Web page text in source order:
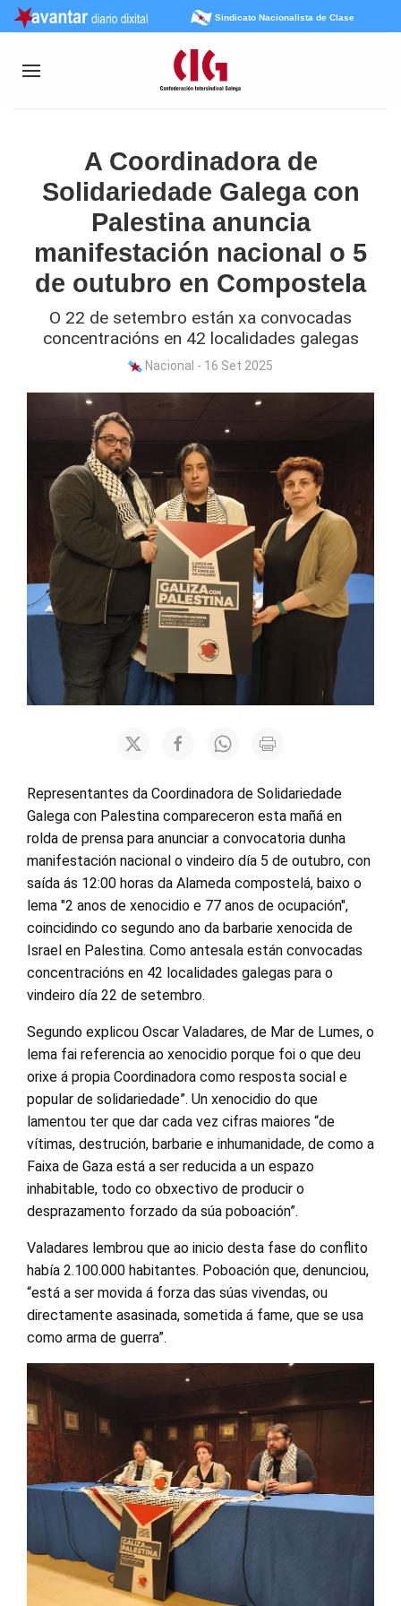
Sindicato Nacionalista de Clase
A Coordinadora de
Solidariedade Galega con
Palestina anuncia
manifestación nacional o 5
de outubro en Compostela
O 22 de setembro están xa convocadas
concentracións en 42 localidades galegas
Nacional - 16 Set 2025
Representantes da Coordinadora de Solidariedade
Galega con Palestina compareceron esta mañá en
rolda de prensa para anunciar a convocatoria dunha
manifestación nacional o vindeiro día 5 de outubro, con
saída ás 12:00 horas da Alameda compostelá, baixo o
lema "2 anos de xenocidio e 77 anos de ocupación",
coincidindo co segundo ano da barbarie xenocida de
Israel en Palestina. Como antesala están convocadas
concentracións en 42 localidades galegas para o
vindeiro día 22 de setembro.
Segundo explicou Oscar Valadares, de Mar de Lumes, o
lema fai referencia ao xenocidio porque foi o que deu
orixe á propia Coordinadora como resposta social e
popular de solidariedade”. Un xenocidio do que
lamentou ter que dar cada vez cifras maiores “de
vítimas, destrución, barbarie e inhumanidade, de como a
Faixa de Gaza está a ser reducida a un espazo
inhabitable, todo co obxectivo de producir o
desprazamento forzado da súa poboación”.
Valadares lembrou que ao inicio desta fase do conflito
había 2.100.000 habitantes. Poboación que, denunciou,
“está a ser movida á forza das súas vivendas, ou
directamente asasinada, sometida á fame, que se usa
como arma de guerra”.